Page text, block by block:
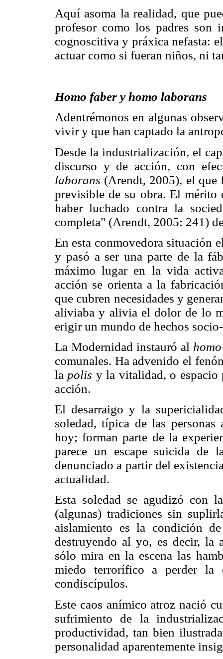
Aquí asoma la realidad, que
profesor como los padres son
cognoscitiva y práxica nefasta:
actuar como si fueran niños, ni
Homo faber y homo laborans
Adentrémonos en algunas
vivir y que han captado la
Desde la industrialización, el
discurso y de acción, con
laborans (Arendt, 2005), el
previsible de su obra. El
haber luchado contra la
completa" (Arendt, 2005: 241)
En esta conmovedora situación
y pasó a ser una parte de la
máximo lugar en la vida
acción se orienta a la
que cubren necesidades y
aliviaba y alivia el dolor de lo
erigir un mundo de hechos
La Modernidad instauró al
comunales. Ha advenido el
la polis y la vitalidad, o espacio
acción.
El desarraigo y la
soledad, típica de las
hoy; forman parte de la
parece un escape suicida de
denunciado a partir del
actualidad.
Esta soledad se agudizó con
(algunas) tradiciones sin
aislamiento es la condición
destruyendo al yo, es decir, la
sólo mira en la escena las
miedo terrorífico a perder la
condiscípulos.
Este caos anímico atroz nació
sufrimiento de la
productividad, tan bien
personalidad aparentemente